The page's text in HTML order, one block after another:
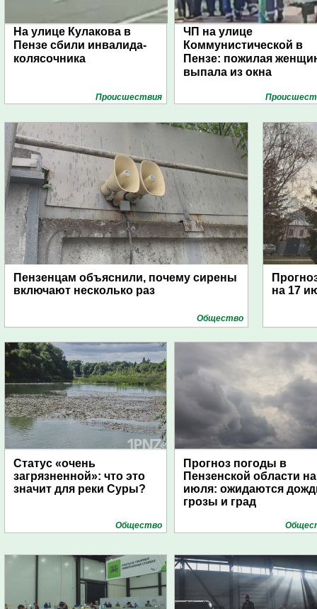
На улице Кулакова в
Пензе сбили инвалида-
колясочника
Проиcшествия
ЧП на улице
Коммунистической в
Пензе: пожилая
выпала из окна
Пензенцам объяснили, почему сирены
включают несколько раз
Общество
на 17
Статус «очень
загрязненной»: что это
значит для реки Суры?
Общество
Прогноз погоды в
Пензенской области
июля: ожидаются
грозы и град